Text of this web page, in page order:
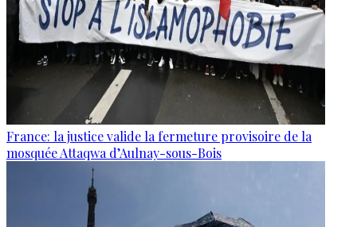
France: la justice valide la fermeture provisoire de la
mosquée Attaqwa d’Aulnay-sous-Bois